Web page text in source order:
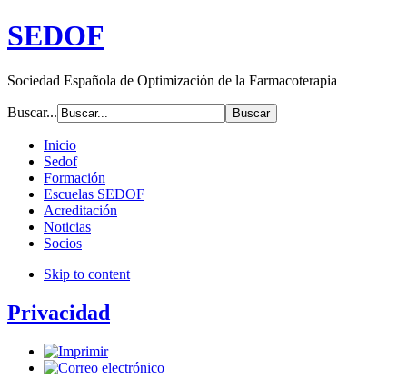
SEDOF
Sociedad Española de Optimización de la Farmacoterapia
Buscar...
Inicio
Sedof
Formación
Escuelas SEDOF
Acreditación
Noticias
Socios
Skip to content
Privacidad